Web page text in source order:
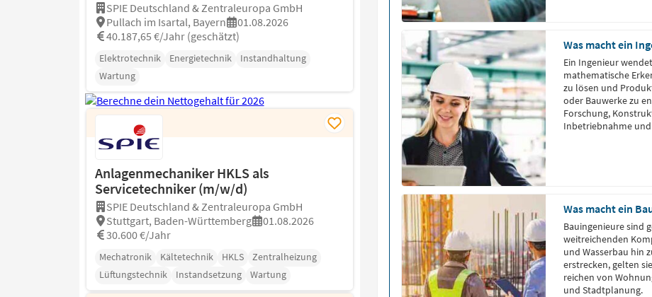
SPIE Deutschland & Zentraleuropa GmbH
Pullach im Isartal, Bayern
01.08.2026
40.187,65 €/Jahr (geschätzt)
Elektrotechnik Energietechnik
Instandhaltung
Wartung
Anlagenmechaniker HKLS als
Servicetechniker (m/w/d)
SPIE Deutschland & Zentraleuropa GmbH
Stuttgart, Baden-Württemberg
01.08.2026
30.600 €/Jahr
Mechatronik Kältetechnik HKLS
Zentralheizung
Lüftungstechnik
Instandsetzung Wartung
Was macht ein
Ein Ingenieur
mathematische
zu lösen und
oder Bauwerke zu
Forschung,
Inbetriebnahme
Dabei agieren sie
Was macht ein
Bauingenieure sind
weitreichenden
und Wasserbau hin
erstrecken, gelten
reichen von
und Stadtplanung.